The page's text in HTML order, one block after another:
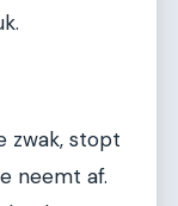
zwak, stopt
neemt af.